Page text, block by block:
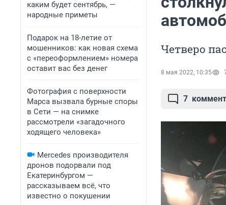
каким будет сентябрь, —
народные приметы
Подарок на 18-летие от
мошенников: как новая схема
с «переоформлением» номера
оставит вас без денег
Фотография с поверхности
Марса вызвала бурные споры
в Сети — на снимке
рассмотрели «загадочного
ходящего человека»
Mercedes производителя
дронов подорвали под
Екатеринбургом —
рассказываем всё, что
известно о покушении
Четверо
8 мая 2022, 10:35
7